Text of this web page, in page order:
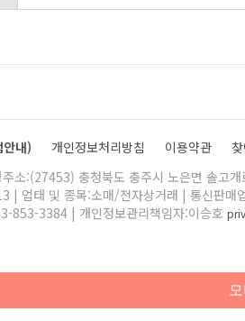
내) 개인정보처리방침 이용약관
소:(27453) 충청북도 충주시 노은면 솔고
| 업태 및 종목:소매/전자상거래 | 통신판매
853-3384 | 개인정보관리책임자:이승호